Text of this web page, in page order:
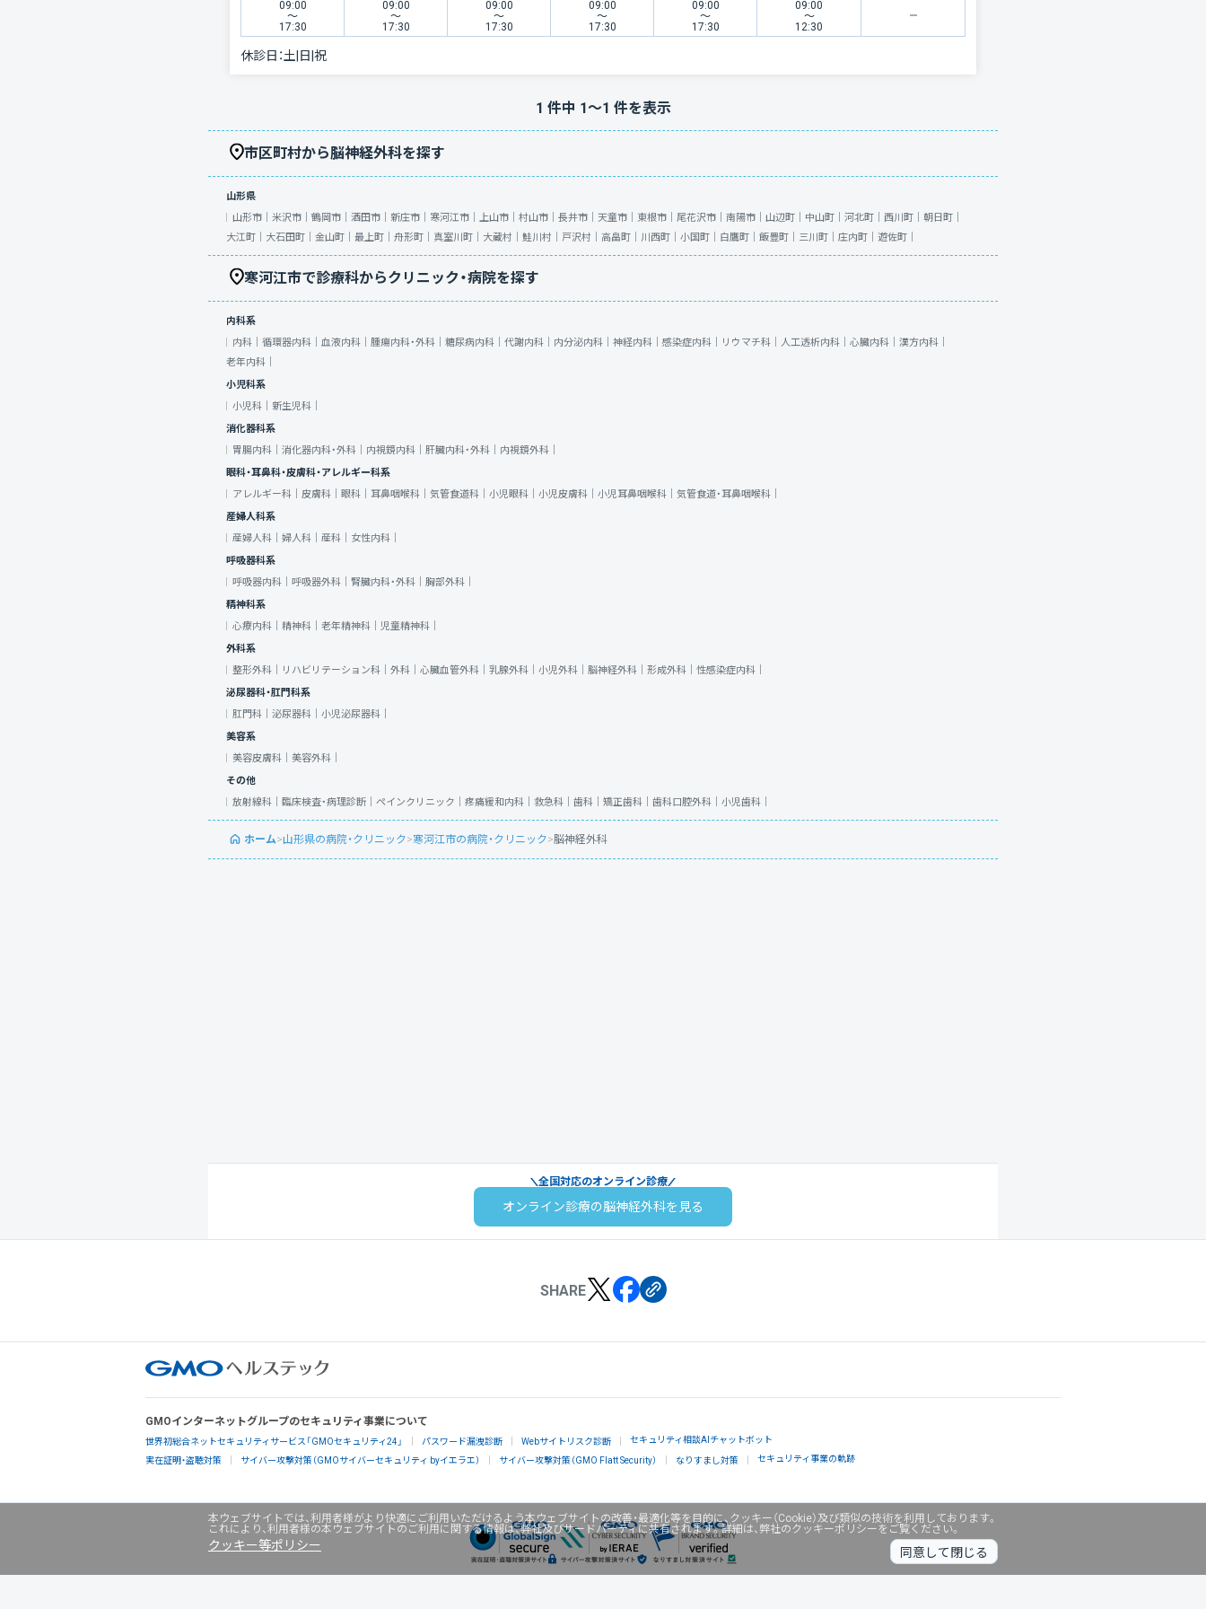
本ウェブサイトでは、利用者様がより快適にご利用いただけるよう本ウェブサイトの改善・最適化等を目的に、クッキー（Cookie）及び類似の技術を利用しております。
これにより、利用者様の本ウェブサイトのご利用に関する情報は、弊社及びサードパーティに共有されます。詳細は、弊社のクッキーポリシーをご覧ください。
クッキー等ポリシー 同意して閉じる
09:00
〜
17:30
09:00
〜
17:30
09:00
〜
17:30
09:00
〜
17:30
09:00
〜
17:30
09:00
〜
12:30
休診日：土|日|祝
1 件中 1〜1 件を表示
市区町村から脳神経外科を探す
山形県
山形市｜ 米沢市｜ 鶴岡市｜ 酒田市｜ 新庄市｜ 寒河江市｜ 上山市｜ 村山市｜ 長井市｜ 天童市｜ 東根市｜ 尾花沢市｜ 南陽市｜ 山辺町｜ 中山町｜ 河北町｜ 西川町｜ 朝日町｜
大江町｜ 大石田町｜ 金山町｜ 最上町｜ 舟形町｜ 真室川町｜ 大蔵村｜ 鮭川村｜ 戸沢村｜ 高畠町｜ 川西町｜ 小国町｜ 白鷹町｜ 飯豊町｜ 三川町｜ 庄内町｜ 遊佐町｜
寒河江市で診療科からクリニック・病院を探す
内科系
内科｜ 循環器内科｜ 血液内科｜ 腫瘍内科・外科｜ 糖尿病内科｜ 代謝内科｜ 内分泌内科｜ 神経内科｜ 感染症内科｜ リウマチ科｜ 人工透析内科｜ 心臓内科｜ 漢方内科｜
老年内科｜
小児科系
小児科｜ 新生児科｜
消化器科系
胃腸内科｜ 消化器内科・外科｜ 内視鏡内科｜ 肝臓内科・外科｜ 内視鏡外科｜
眼科・耳鼻科・皮膚科・アレルギー科系
アレルギー科｜ 皮膚科｜ 眼科｜ 耳鼻咽喉科｜ 気管食道科｜ 小児眼科｜ 小児皮膚科｜ 小児耳鼻咽喉科｜ 気管食道・耳鼻咽喉科｜
産婦人科系
産婦人科｜ 婦人科｜ 産科｜ 女性内科｜
呼吸器科系
呼吸器内科｜ 呼吸器外科｜ 腎臓内科・外科｜ 胸部外科｜
精神科系
心療内科｜ 精神科｜ 老年精神科｜ 児童精神科｜
外科系
整形外科｜
リハビリテーション科｜ 外科｜ 心臓血管外科｜ 乳腺外科｜ 小児外科｜ 脳神経外科｜ 形成外科｜ 性感染症内科｜
泌尿器科・肛門科系
肛門科｜ 泌尿器科｜ 小児泌尿器科｜
美容系
美容皮膚科｜ 美容外科｜
その他
放射線科｜ 臨床検査・病理診断｜ ペインクリニック｜ 疼痛緩和内科｜ 救急科｜ 歯科｜ 矯正歯科｜ 歯科口腔外科｜ 小児歯科｜
ホーム>山形県の病院・クリニック>寒河江市の病院・クリニック>脳神経外科
全国対応のオンライン診療
オンライン診療の脳神経外科を見る
SHARE
GMOインターネットグループのセキュリティ事業について
世界初総合ネットセキュリティサービス「GMOセキュリティ24」 パスワード漏洩診断 Webサイトリスク診断 セキュリティ相談AIチャットボット
実在証明・盗聴対策 サイバー攻撃対策（GMOサイバーセキュリティ byイエラエ） サイバー攻撃対策（GMO Flatt Security） なりすまし対策 セキュリティ事業の軌跡